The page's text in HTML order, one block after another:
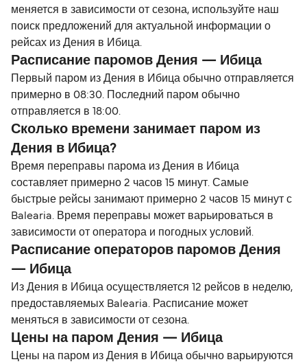
меняется в зависимости от сезона, используйте наш
поиск предложений для актуальной информации о
рейсах из Дения в Ибица.
Расписание паромов Дения — Ибица
Первый паром из Дения в Ибица обычно отправляется
примерно в 08:30. Последний паром обычно
отправляется в 18:00.
Сколько времени занимает паром из
Дения в Ибица?
Время переправы парома из Дения в Ибица
составляет примерно 2 часов 15 минут. Самые
быстрые рейсы занимают примерно 2 часов 15 минут с
Balearia. Время переправы может варьироваться в
зависимости от оператора и погодных условий.
Расписание операторов паромов Дения
— Ибица
Из Дения в Ибица осуществляется 12 рейсов в неделю,
предоставляемых Balearia. Расписание может
меняться в зависимости от сезона.
Цены на паром Дения — Ибица
Цены на паром из Дения в Ибица обычно варьируются